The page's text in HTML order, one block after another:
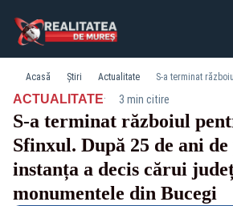
Acasă Știri Actualitate
ACTUALITATE· 3 min citire
S-a terminat războiul
Sfinxul. După 25 de ani de
instanța a decis cărui
monumentele din Bucegi